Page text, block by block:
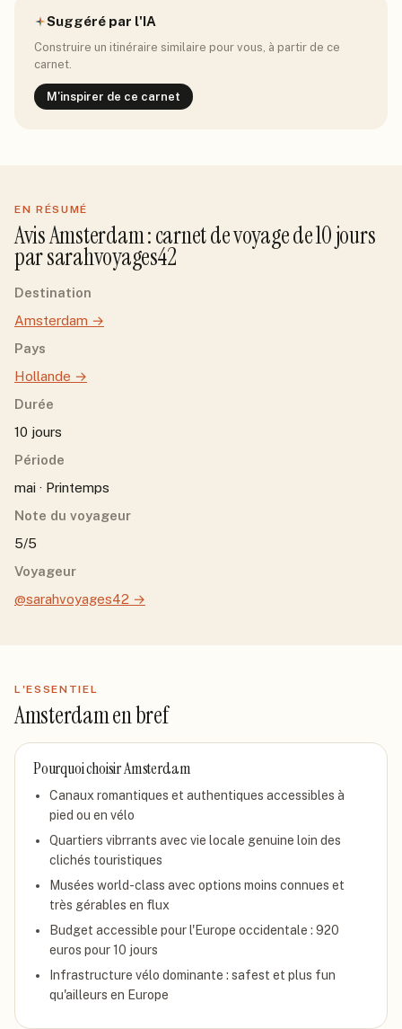
Suggéré par l'IA
Construire un itinéraire similaire pour vous, à partir de ce
carnet.
M'inspirer de ce carnet
EN RÉSUMÉ
AvisAmsterdam: carnet de voyage de10jours
parsarahvoyages42
Destination
Amsterdam →
Pays
Hollande →
Durée
10 jours
Période
mai · Printemps
Note du voyageur
5/5
Voyageur
@sarahvoyages42 →
L'ESSENTIEL
Amsterdamen bref
Pourquoi choisirAmsterdam
Canaux romantiques et authentiques accessibles à
pied ou en vélo
Quartiers vibrrants avec vie locale genuine loin des
clichés touristiques
Musées world-class avec options moins connues et
très gérables en flux
Budget accessible pour l'Europe occidentale : 920
euros pour 10 jours
Infrastructure vélo dominante : safest et plus fun
qu'ailleurs en Europe